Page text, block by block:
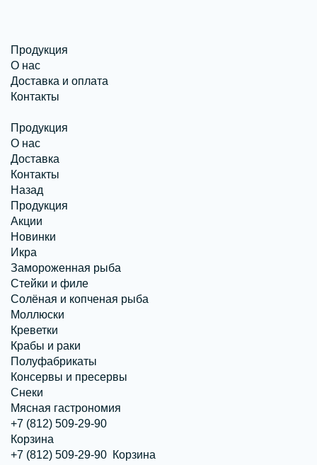
Продукция
О нас
Доставка и оплата
Контакты
Продукция
О нас
Доставка
Контакты
Назад
Продукция
Акции
Новинки
Икра
Замороженная рыба
Стейки и филе
Солёная и копченая рыба
Моллюски
Креветки
Крабы и раки
Полуфабрикаты
Консервы и пресервы
Снеки
Мясная гастрономия
+7 (812) 509-29-90
Корзина
+7 (812) 509-29-90 Корзина